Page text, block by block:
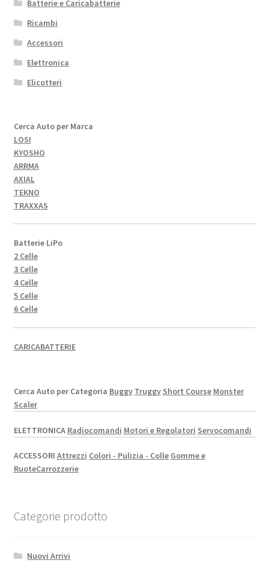
Batterie e Caricabatterie
Ricambi
Accessori
Elettronica
Elicotteri
Cerca Auto per Marca
LOSI
KYOSHO
ARRMA
AXIAL
TEKNO
TRAXXAS
Batterie LiPo
2 Celle
3 Celle
4 Celle
5 Celle
6 Celle
CARICABATTERIE
Cerca Auto per Categoria Buggy Truggy Short Course Monster
Scaler
ELETTRONICA Radiocomandi Motori e Regolatori Servocomandi
ACCESSORI Attrezzi Colori - Pulizia - Colle Gomme e
RuoteCarrozzerie
Categorie prodotto
Nuovi Arrivi